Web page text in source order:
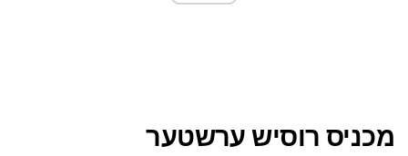
מכניס רוסיש ערשטער